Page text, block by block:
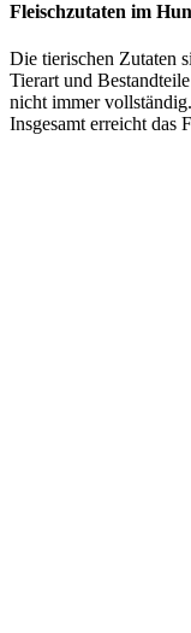
Fleischzutaten im
Die tierischen Zutaten
Tierart und
nicht immer
Insgesamt erreicht das